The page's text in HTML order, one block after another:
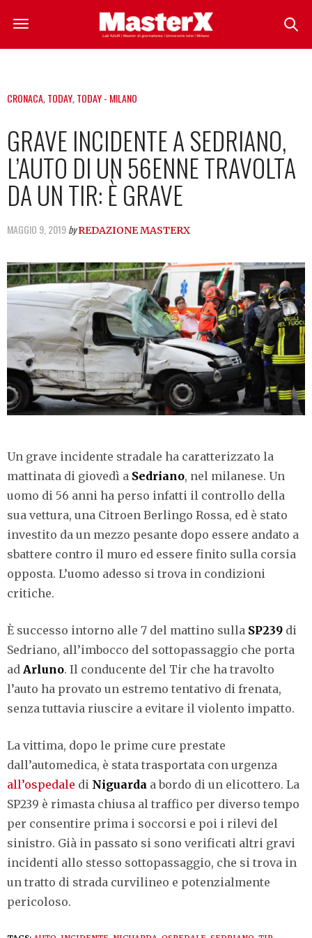
CRONACA,TODAY,TODAY - MILANO
GRAVE INCIDENTE A SEDRIANO,
L’AUTO DI UN 56ENNE TRAVOLTA
DA UN TIR: È GRAVE
MAGGIO 9, 2019by REDAZIONE MASTERX
Un grave incidente stradale ha caratterizzato la
mattinata di giovedì a Sedriano, nel milanese. Un
uomo di 56 anni ha perso infatti il controllo della
sua vettura, una Citroen Berlingo Rossa, ed è stato
investito da un mezzo pesante dopo essere andato a
sbattere contro il muro ed essere finito sulla corsia
opposta. L’uomo adesso si trova in condizioni
critiche.
È successo intorno alle 7 del mattino sulla SP239 di
Sedriano, all’imbocco del sottopassaggio che porta
ad Arluno. Il conducente del Tir che ha travolto
l’auto ha provato un estremo tentativo di frenata,
senza tuttavia riuscire a evitare il violento impatto.
La vittima, dopo le prime cure prestate
dall’automedica, è stata trasportata con urgenza
all’ospedale di Niguarda a bordo di un elicottero. La
SP239 è rimasta chiusa al traffico per diverso tempo
per consentire prima i soccorsi e poi i rilevi del
sinistro. Già in passato si sono verificati altri gravi
incidenti allo stesso sottopassaggio, che si trova in
un tratto di strada curvilineo e potenzialmente
pericoloso.